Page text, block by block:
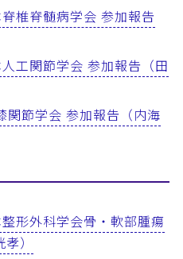
椎脊髄病学会 参加報告
関節学会 参加報告（田
節学会 参加報告（内海
外科学会骨・軟部腫瘍
）